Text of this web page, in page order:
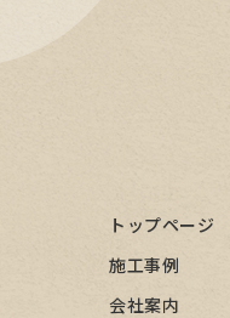
トップページ
施工事例
会社案内